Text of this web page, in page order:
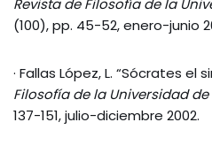
Revista de Filosofía de la
(100), pp. 45-52, enero-junio
· Fallas López, L. “Sócrates el
Filosofía de la Universidad
137-151, julio-diciembre 2002.